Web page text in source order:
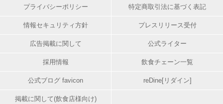
プライバシーポリシー 特定商取引法に基づく表記
情報セキュリティ方針 プレスリリース受付
広告掲載に関して 公式ライター
採用情報 飲食チェーン一覧
公式ブログ favicon reDine[リダイン]
掲載に関して(飲食店様向け)